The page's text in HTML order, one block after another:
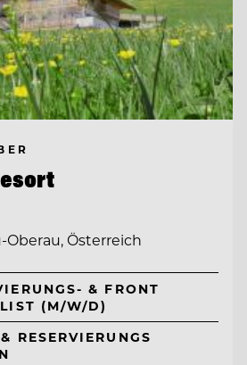
Oberau, Österreich
& FRONT
(M/W/D)
RESERVIERUNGS